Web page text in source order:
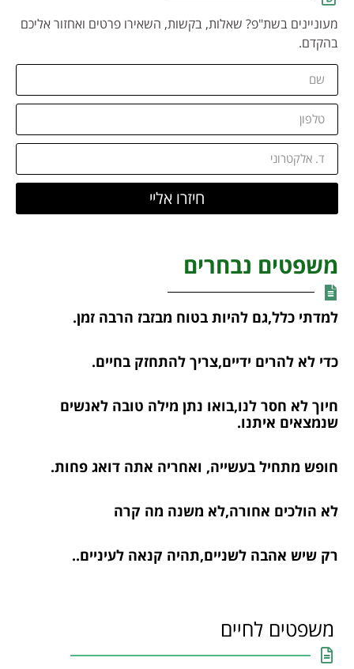
מעוניינים בשת"פ? שאלות, בקשות, השאירו פרטים ואחזור אליכם
בהקדם.
חיזרו אליי
משפטים נבחרים
למדתי כלל,גם להיות בטוח מבזבז הרבה זמן.
כדי לא להרים ידיים,צריך להתחזק בחיים.
חיוך לא חסר לנו,בואו נתן מילה טובה לאנשים
שנמצאים איתנו.
חופש מתחיל בעשייה, ואחריה אתה דואג פחות.
לא הולכים אחורה,לא משנה מה קרה
רק שיש אהבה לשניים,תהיה קנאה לעיניים..
משפטים לחיים